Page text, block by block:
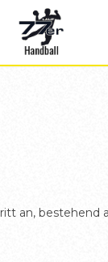
an, bestehend